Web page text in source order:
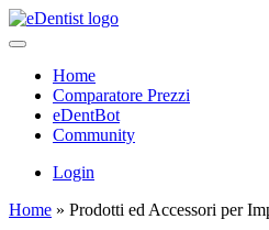
Home
Comparatore Prezzi
eDentBot
Community
Login
Home » Prodotti ed Accessori per